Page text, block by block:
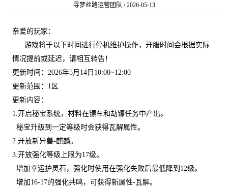
寻梦丝路运营团队 / 2026-05-13
亲爱的玩家：
游戏将于以下时间进行停机维护操作，开服时间会根据实际
情况提前或延迟，请相互转告！
更新时间：2026年5月14日10:00~12:00
更新范围：1区
更新内容：
1.开启秘宝系统，材料在镖车和劫镖任务中产出。
秘宝升级到一定等级时会获得瓦解属性。
2.开放新异兽-麒麟。
3.开放强化等级上限为17级。
增加幸运护灵石，强化时使用在强化失败后最低降到12级。
增加16-17的强化共鸣，可获得新属性-瓦解。